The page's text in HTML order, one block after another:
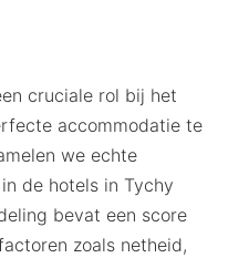
cruciale rol bij het
accommodatie te
we echte
de hotels in Tychy
bevat een score
zoals netheid,